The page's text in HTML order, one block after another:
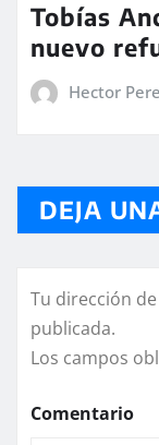
Tobías
nuevo
Hector
DEJA
Tu dirección
publicada.
Los campos
Comentario